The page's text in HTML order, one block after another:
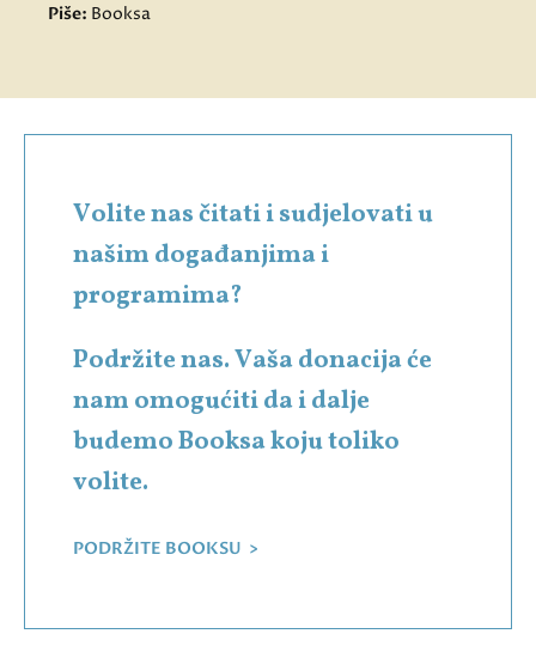
Piše: Booksa
Volite nas čitati i sudjelovati u
našim događanjima i
programima?
Podržite nas. Vaša donacija će
nam omogućiti da i dalje
budemo Booksa koju toliko
volite.
PODRŽITE BOOKSU >